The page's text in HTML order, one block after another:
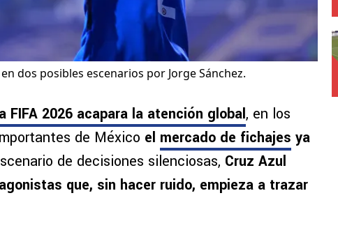
dos posibles escenarios por Jorge Sánchez.
FIFA 2026 acapara la atención global, en los
de México el mercado de fichajes ya
de decisiones silenciosas, Cruz Azul
que, sin hacer ruido, empieza a trazar